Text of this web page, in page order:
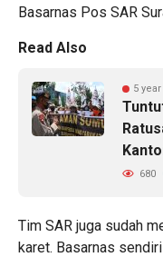
Basarnas Pos SAR
Read Also
5
680
Tim SAR juga sudah
karet. Basarnas